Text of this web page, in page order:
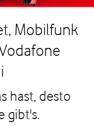
Mobilfunk
hast, desto
gibt's.